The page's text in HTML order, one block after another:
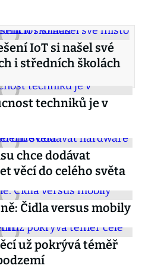
IoT si našel své
i středních školách
techniků je v
chce dodávat
věcí do celého světa
Čidla versus mobily
už pokrývá téměř